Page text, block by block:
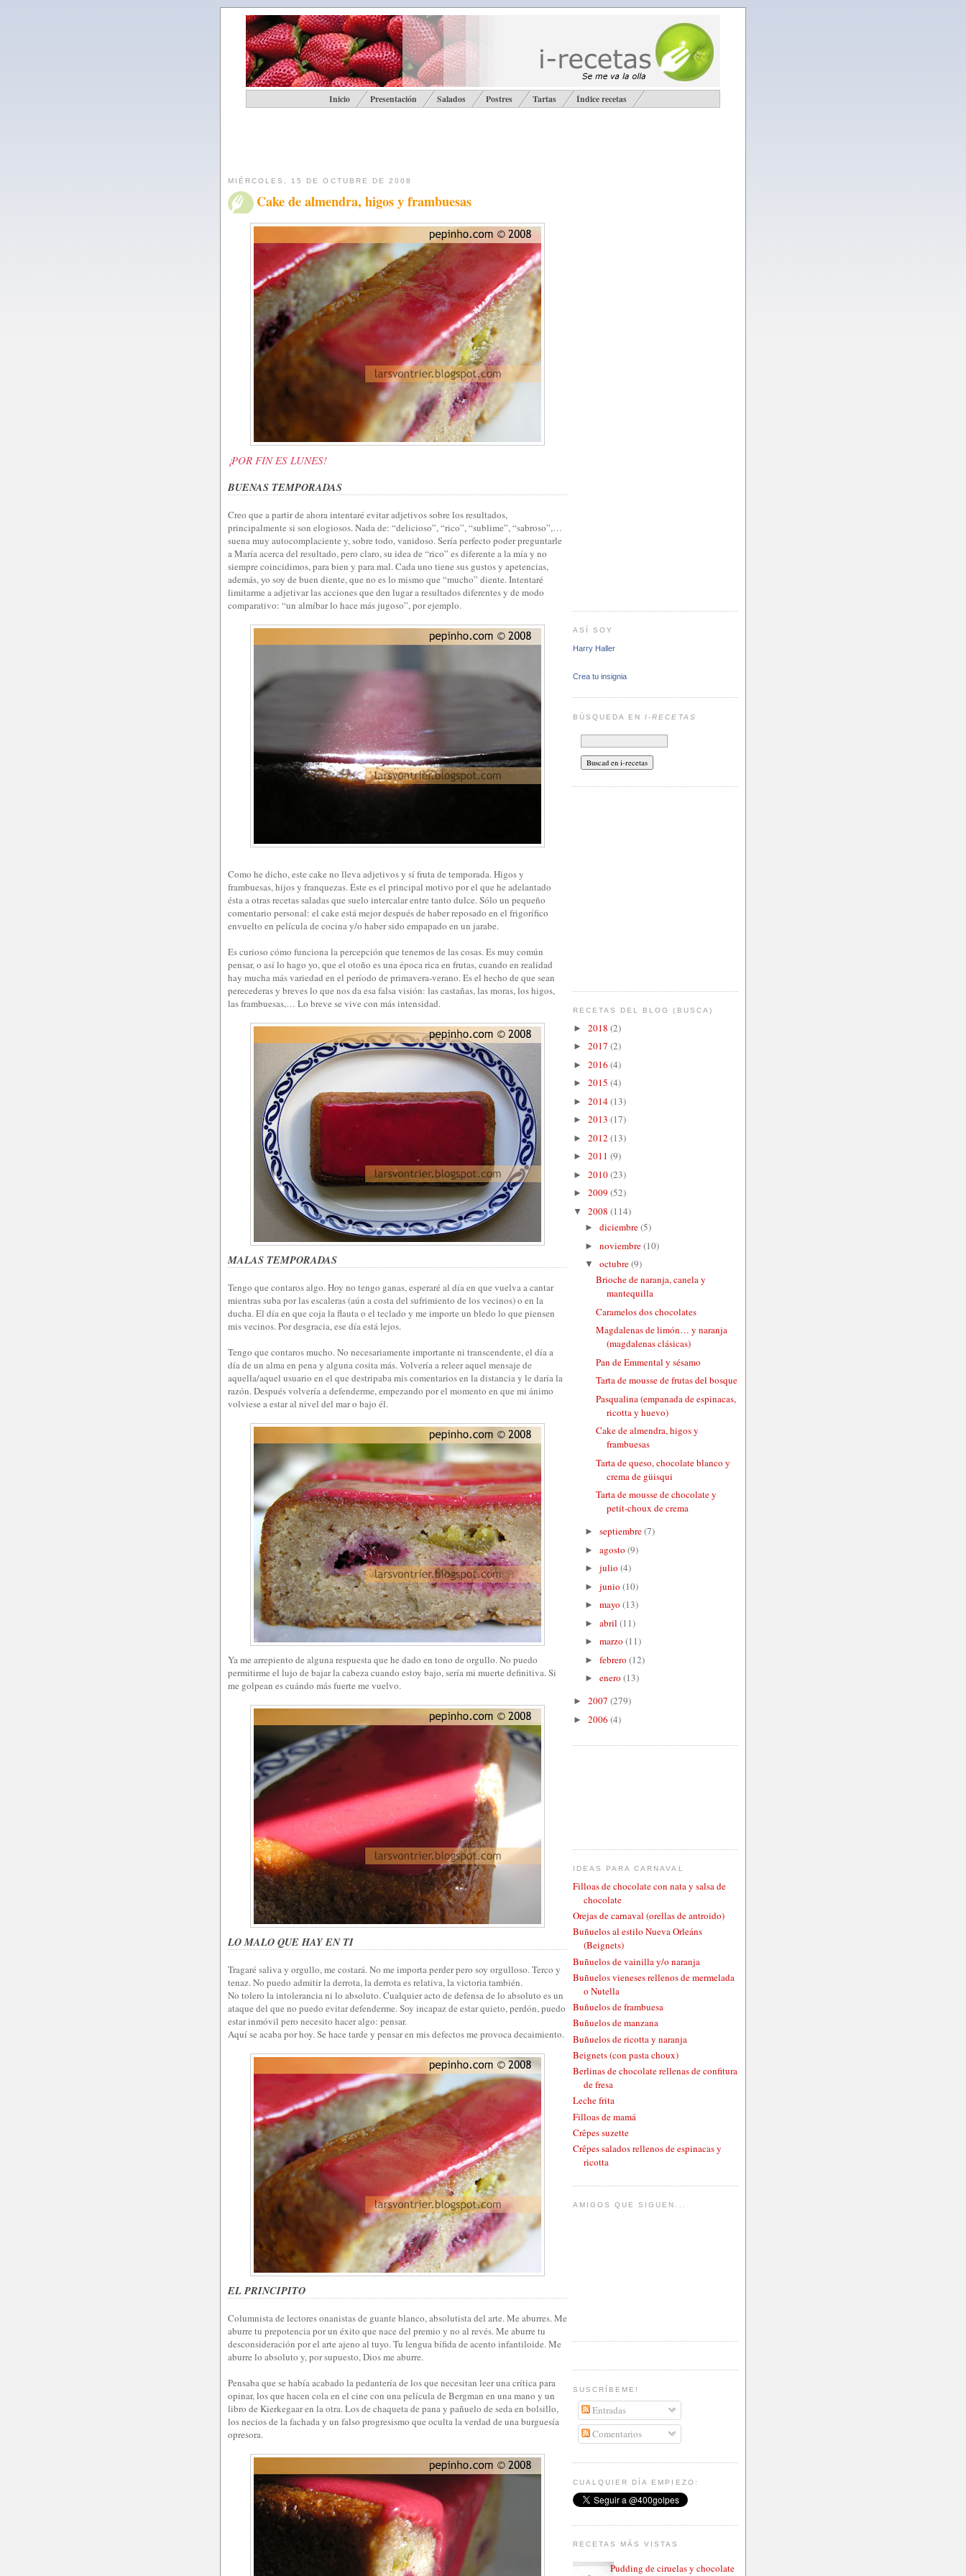
Inicio Presentación Salados Postres Tartas Índice recetas
MIÉRCOLES, 15 DE OCTUBRE DE 2008
Cake de almendra, higos y frambuesas
¡POR FIN ES LUNES!
BUENAS TEMPORADAS
Creo que a partir de ahora intentaré evitar adjetivos sobre los resultados,
principalmente si son elogiosos. Nada de: “delicioso”, “rico”, “sublime”, “sabroso”,…
suena muy autocomplaciente y, sobre todo, vanidoso. Sería perfecto poder preguntarle
a María acerca del resultado, pero claro, su idea de “rico” es diferente a la mía y no
siempre coincidimos, para bien y para mal. Cada uno tiene sus gustos y apetencias,
además, yo soy de buen diente, que no es lo mismo que “mucho” diente. Intentaré
limitarme a adjetivar las acciones que den lugar a resultados diferentes y de modo
comparativo: “un almíbar lo hace más jugoso”, por ejemplo.
Como he dicho, este cake no lleva adjetivos y sí fruta de temporada. Higos y
frambuesas, hijos y franquezas. Éste es el principal motivo por el que he adelantado
ésta a otras recetas saladas que suelo intercalar entre tanto dulce. Sólo un pequeño
comentario personal: el cake está mejor después de haber reposado en el frigorífico
envuelto en película de cocina y/o haber sido empapado en un jarabe.
Es curioso cómo funciona la percepción que tenemos de las cosas. Es muy común
pensar, o así lo hago yo, que el otoño es una época rica en frutas, cuando en realidad
hay mucha más variedad en el período de primavera-verano. Es el hecho de que sean
perecederas y breves lo que nos da esa falsa visión: las castañas, las moras, los higos,
las frambuesas,… Lo breve se vive con más intensidad.
MALAS TEMPORADAS
Tengo que contaros algo. Hoy no tengo ganas, esperaré al día en que vuelva a cantar
mientras suba por las escaleras (aún a costa del sufrimiento de los vecinos) o en la
ducha. El día en que coja la flauta o el teclado y me importe un bledo lo que piensen
mis vecinos. Por desgracia, ese día está lejos.
Tengo que contaros mucho. No necesariamente importante ni transcendente, el día a
día de un alma en pena y alguna cosita más. Volvería a releer aquel mensaje de
aquella/aquel usuario en el que destripaba mis comentarios en la distancia y le daría la
razón. Después volvería a defenderme, empezando por el momento en que mi ánimo
volviese a estar al nivel del mar o bajo él.
Ya me arrepiento de alguna respuesta que he dado en tono de orgullo. No puedo
permitirme el lujo de bajar la cabeza cuando estoy bajo, sería mi muerte definitiva. Si
me golpean es cuándo más fuerte me vuelvo.
LO MALO QUE HAY EN TI
Tragaré saliva y orgullo, me costará. No me importa perder pero soy orgulloso. Terco y
tenaz. No puedo admitir la derrota, la derrota es relativa, la victoria también.
No tolero la intolerancia ni lo absoluto. Cualquier acto de defensa de lo absoluto es un
ataque del que no puedo evitar defenderme. Soy incapaz de estar quieto, perdón, puedo
estar inmóvil pero necesito hacer algo: pensar.
Aquí se acaba por hoy. Se hace tarde y pensar en mis defectos me provoca decaimiento.
EL PRINCIPITO
Columnista de lectores onanistas de guante blanco, absolutista del arte. Me aburres. Me
aburre tu prepotencia por un éxito que nace del premio y no al revés. Me aburre tu
desconsideración por el arte ajeno al tuyo. Tu lengua bífida de acento infantiloide. Me
aburre lo absoluto y, por supuesto, Dios me aburre.
Pensaba que se había acabado la pedantería de los que necesitan leer una crítica para
opinar, los que hacen cola en el cine con una película de Bergman en una mano y un
libro de Kierkegaar en la otra. Los de chaqueta de pana y pañuelo de seda en bolsillo,
los necios de la fachada y un falso progresismo que oculta la verdad de una burguesía
opresora.
ASÍ SOY
Harry Haller
Crea tu insignia
BÚSQUEDA ENI-RECETAS
RECETAS DEL BLOG (BUSCA)
► 2018 (2)
► 2017 (2)
► 2016 (4)
► 2015 (4)
► 2014(13)
► 2013 (17)
► 2012 (13)
► 2011 (9)
► 2010(23)
► 2009 (52)
▼ 2008 (114)
► diciembre(5)
► noviembre(10)
▼ octubre(9)
Brioche de naranja, canela y
mantequilla
Caramelos dos chocolates
Magdalenas de limón… y naranja
(magdalenas clásicas)
Pan de Emmental y sésamo
Tarta de mousse de frutas del bosque
Pasqualina (empanada de espinacas,
ricotta y huevo)
Cake de almendra, higos y
frambuesas
Tarta de queso, chocolate blanco y
crema de güisqui
Tarta de mousse de chocolate y
petit-choux de crema
► septiembre(7)
► agosto (9)
► julio (4)
► junio (10)
► mayo (13)
► abril (11)
► marzo (11)
► febrero (12)
► enero (13)
► 2007 (279)
► 2006 (4)
IDEAS PARA CARNAVAL
Filloas de chocolate con nata y salsa de
chocolate
Orejas de carnaval (orellas de antroido)
Buñuelos al estilo Nueva Orleáns
(Beignets)
Buñuelos de vainilla y/o naranja
Buñuelos vieneses rellenos de mermelada
o Nutella
Buñuelos de frambuesa
Buñuelos de manzana
Buñuelos de ricotta y naranja
Beignets (con pasta choux)
Berlinas de chocolate rellenas de confitura
de fresa
Leche frita
Filloas de mamá
Crêpes suzette
Crêpes salados rellenos de espinacas y
ricotta
AMIGOS QUE SIGUEN...
SUSCRÍBEME!
Entradas
Comentarios
CUALQUIER DÍA EMPIEZO:
RECETAS MÁS VISTAS
Pudding de ciruelas y chocolate